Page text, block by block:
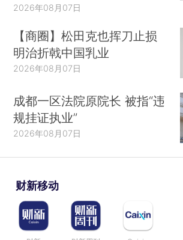
2026年08月07日
【商圈】松田克也挥刀止损
明治折戟中国乳业
2026年08月07日
成都一区法院原院长 被指“违
规挂证执业”
2026年08月07日
财新移动